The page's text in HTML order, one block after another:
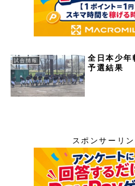
試合情報
全日本少年
予選結果
スポンサーリン